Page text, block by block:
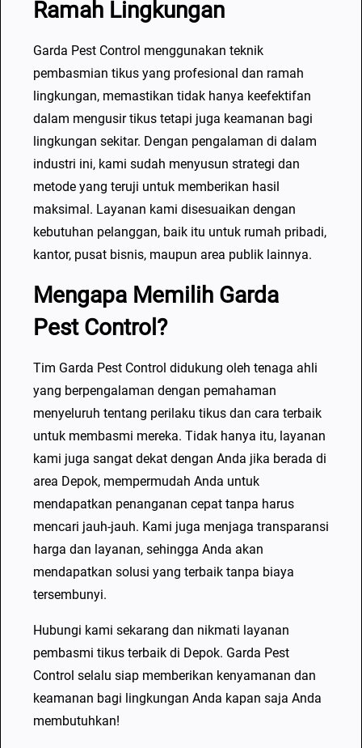
Ramah Lingkungan
Garda Pest Control menggunakan teknik
pembasmian tikus yang profesional dan ramah
lingkungan, memastikan tidak hanya keefektifan
dalam mengusir tikus tetapi juga keamanan bagi
lingkungan sekitar. Dengan pengalaman di dalam
industri ini, kami sudah menyusun strategi dan
metode yang teruji untuk memberikan hasil
maksimal. Layanan kami disesuaikan dengan
kebutuhan pelanggan, baik itu untuk rumah pribadi,
kantor, pusat bisnis, maupun area publik lainnya.
Mengapa Memilih Garda
Pest Control?
Tim Garda Pest Control didukung oleh tenaga ahli
yang berpengalaman dengan pemahaman
menyeluruh tentang perilaku tikus dan cara terbaik
untuk membasmi mereka. Tidak hanya itu, layanan
kami juga sangat dekat dengan Anda jika berada di
area Depok, mempermudah Anda untuk
mendapatkan penanganan cepat tanpa harus
mencari jauh-jauh. Kami juga menjaga transparansi
harga dan layanan, sehingga Anda akan
mendapatkan solusi yang terbaik tanpa biaya
tersembunyi.
Hubungi kami sekarang dan nikmati layanan
pembasmi tikus terbaik di Depok. Garda Pest
Control selalu siap memberikan kenyamanan dan
keamanan bagi lingkungan Anda kapan saja Anda
membutuhkan!